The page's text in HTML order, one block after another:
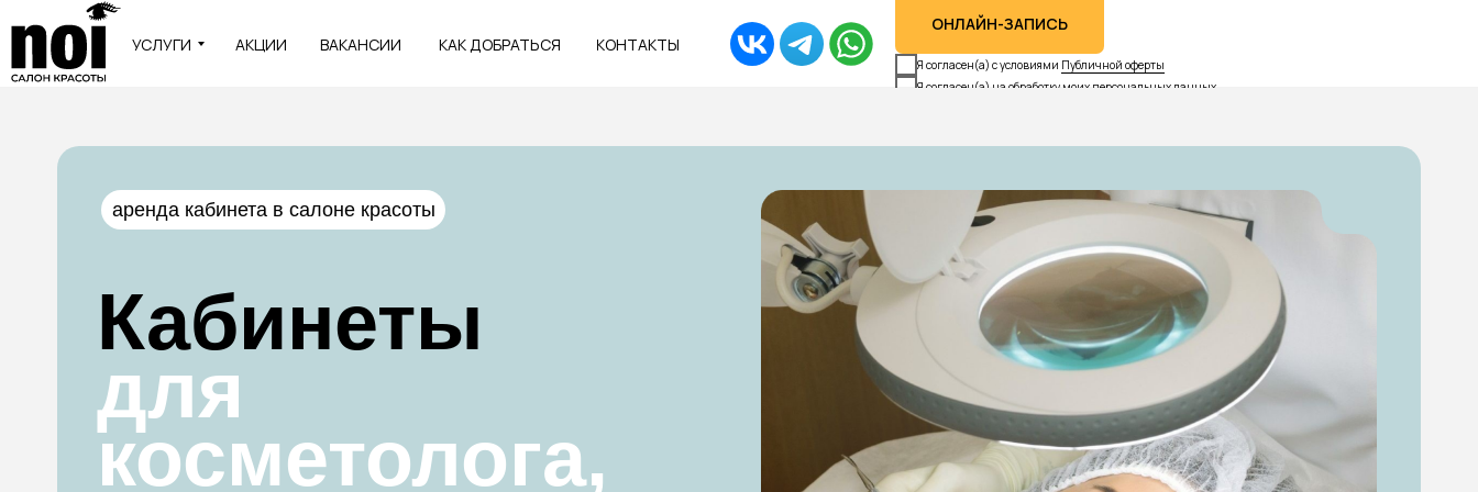
КАК ДОБРАТЬСЯ КОНТАКТЫ
ВАКАНСИИ
АКЦИИ
УСЛУГИ
Я согласен(а) с условиями Публичной оферты
Я согласен(а) на обработку моих персональных данных
ОНЛАЙН-ЗАПИСЬ
аренда кабинета в салоне красоты
Кабинеты
для
косметолога,